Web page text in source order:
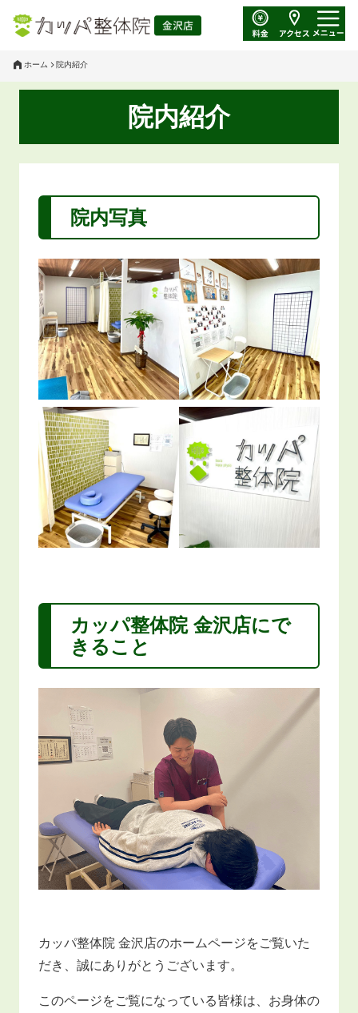
ホーム 院内紹介
院内紹介
院内写真
カッパ整体院 金沢店にで
きること
カッパ整体院 金沢店のホームページをご覧いた
だき、誠にありがとうございます。
このページをご覧になっている皆様は、お身体の